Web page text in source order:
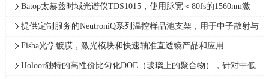
Batop太赫兹时域光谱仪TDS1015，使用脉宽＜80fs的1560nm激
光，频谱范围0.05-1.5THz
提供定制服务的NeutroniQ系列温控样品池支架，用于中子散射与
X射线散射实验，Quantum Northwest
Fisba光学镀膜，激光模块和快速轴准直透镜产品和应用
Holoor独特的高性价比匀化DOE（玻璃上的聚合物），针对中低